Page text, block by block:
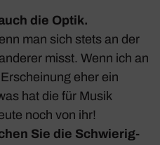
die Optik.
man sich stets an der
misst. Wenn ich an
eher ein
hat die für Musik
noch von ihr!
Sie die Schwie­rig­